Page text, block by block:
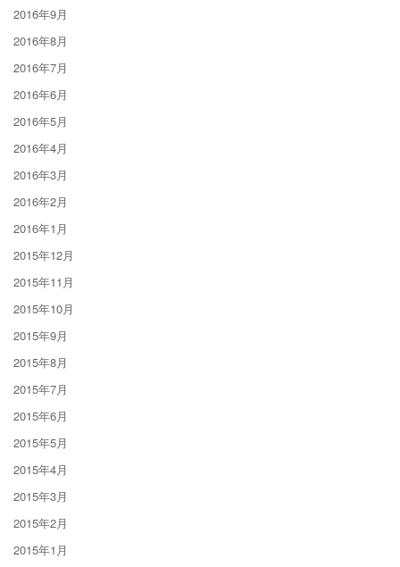
2016年9月
2016年8月
2016年7月
2016年6月
2016年5月
2016年4月
2016年3月
2016年2月
2016年1月
2015年12月
2015年11月
2015年10月
2015年9月
2015年8月
2015年7月
2015年6月
2015年5月
2015年4月
2015年3月
2015年2月
2015年1月